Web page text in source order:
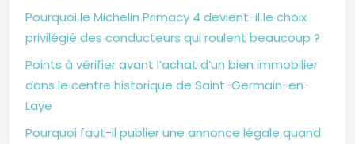
Pourquoi le Michelin Primacy 4 devient-il le choix
privilégié des conducteurs qui roulent beaucoup ?
Points à vérifier avant l’achat d’un bien immobilier
dans le centre historique de Saint-Germain-en-
Laye
Pourquoi faut-il publier une annonce légale quand